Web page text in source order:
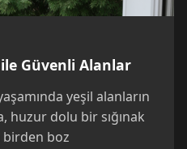
Güvenli Alanlar
yeşil alanların
huzur dolu bir sığınak
birden boz